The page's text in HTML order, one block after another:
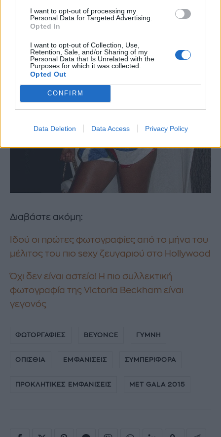
I want to opt-out of processing my
Personal Data for Targeted Advertising.
Opted In
I want to opt-out of Collection, Use,
Retention, Sale, and/or Sharing of my
Personal Data that Is Unrelated with the
Purposes for which it was collected.
Opted Out
CONFIRM
Data Deletion Data Access Privacy Policy
Διαβάστε ακόμη:
Ιδού οι πρώτες φωτογραφίες από το μήνα του
μέλιτος του πιο sexy ζευγαριού στο Hollywood
Όχι δεν είναι αστείο! Η πιο συλλεκτική
φωτογραφία της Victoria Beckham είναι
γεγονός
ΦΩΤΟΡΓΑΦΙΕΣ BEYONCE ΓΥΜΝΗ
ΟΠΙΣΘΙΑ ΕΜΦΑΝΙΣΕΙΣ ΣΥΜΠΕΡΙΦΟΡΑ
ΠΡΟΚΛΗΤΙΚΕΣ ΕΜΦΑΝΙΣΕΙΣ MET GALA 2015